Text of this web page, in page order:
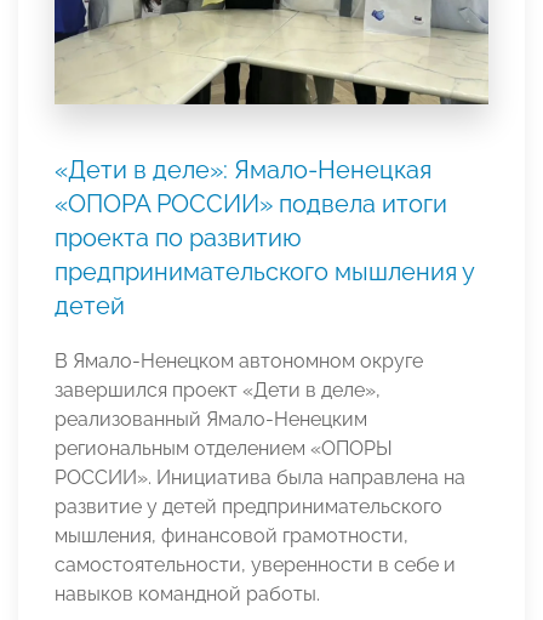
«Дети в деле»: Ямало-Ненецкая
«ОПОРА РОССИИ» подвела итоги
проекта по развитию
предпринимательского мышления у
детей
В Ямало-Ненецком автономном округе
завершился проект «Дети в деле»,
реализованный Ямало-Ненецким
региональным отделением «ОПОРЫ
РОССИИ». Инициатива была направлена на
развитие у детей предпринимательского
мышления, финансовой грамотности,
самостоятельности, уверенности в себе и
навыков командной работы.